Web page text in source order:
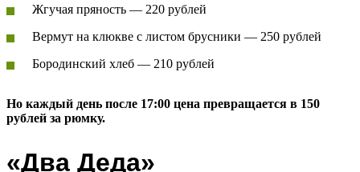
Жгучая пряность — 220 рублей
Вермут на клюкве с листом брусники — 250 рублей
Бородинский хлеб — 210 рублей
Но каждый день после 17:00 цена превращается в 150
рублей за рюмку.
«Два Деда»